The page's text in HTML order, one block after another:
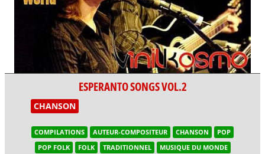
ESPERANTO SONGS VOL.2
CHANSON
COMPILATIONS AUTEUR-COMPOSITEUR CHANSON
POP
POP FOLK
FOLK TRADITIONNEL
MUSIQUE DU MONDE